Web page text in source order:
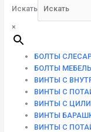
Искать
×
БОЛТЫ
БОЛТЫ
ВИНТЫ С
ВИНТЫ С
ВИНТЫ С
ВИНТЫ
ВИНТЫ С